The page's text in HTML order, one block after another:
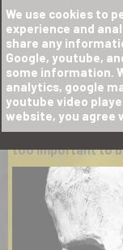
Θάνατος – ο
πλανήτη
Because many
the interval of Being
Because we all fear
We are too fragile
too important to
We use cookies to
experience and
share any
Google, youtube,
some information.
analytics, google
youtube video
website, you agree